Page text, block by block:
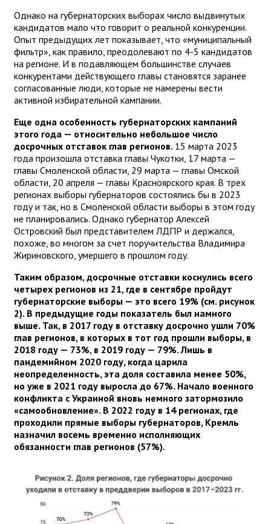
Однако на губернаторских выборах число выдвинутых
кандидатов мало что говорит о реальной конкуренции.
Опыт предыдущих лет показывает, что «муниципальный
фильтр», как правило, преодолевают по 4-5 кандидатов
на регионе. И в подавляющем большинстве случаев
конкурентами действующего главы становятся заранее
согласованные люди, которые не намерены вести
активной избирательной кампании.
Еще одна особенность губернаторских кампаний
этого года — относительно небольшое число
досрочных отставок глав регионов. 15 марта 2023
года произошла отставка главы Чукотки, 17 марта —
главы Смоленской области, 29 марта — главы Омской
области, 20 апреля — главы Красноярского края. В трех
регионах выборы губернаторов состоялись бы в 2023
году и так, но в Смоленской области выборы в этом году
не планировались. Однако губернатор Алексей
Островский был представителем ЛДПР и держался,
похоже, во многом за счет поручительства Владимира
Жириновского, умершего в прошлом году.
Таким образом, досрочные отставки коснулись всего
четырех регионов из 21, где в сентябре пройдут
губернаторские выборы — это всего 19% (см. рисунок
2). В предыдущие годы показатель был намного
выше. Так, в 2017 году в отставку досрочно ушли 70%
глав регионов, в которых в тот год прошли выборы, в
2018 году — 73%, в 2019 году — 79%. Лишь в
пандемийном 2020 году, когда царила
неопределенность, эта доля составила менее 50%,
но уже в 2021 году выросла до 67%. Начало военного
конфликта с Украиной вновь немного затормозило
«самообновление». В 2022 году в 14 регионах, где
проходили прямые выборы губернаторов, Кремль
назначил восемь временно исполняющих
обязанности глав регионов (57%).